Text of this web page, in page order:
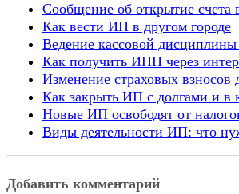
Сообщение об открытие счета
Как вести ИП в другом городе
Ведение кассовой
Как получить ИНН через
Изменение страховых взносов
Как закрыть ИП с долгами и в
Новые ИП освободят от
Виды деятельности ИП: что
Добавить комментарий